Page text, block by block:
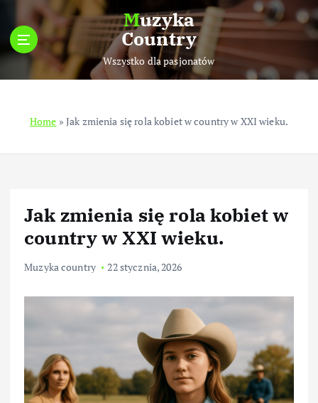
p
t
Muzyka
Country
Wszystko dla pasjonatów
Home » Jak zmienia się rola kobiet w country w XXI wieku.
Jak zmienia się rola kobiet w
country w XXI wieku.
Muzyka country 22 stycznia, 2026